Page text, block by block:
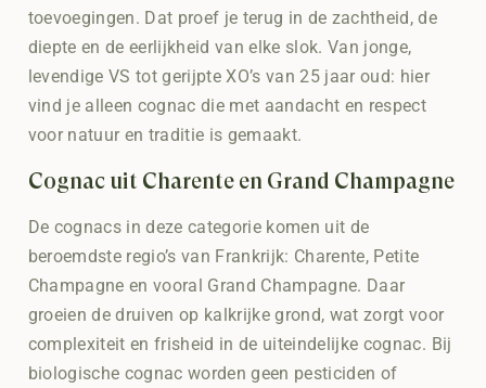
toevoegingen. Dat proef je terug in de zachtheid, de
diepte en de eerlijkheid van elke slok. Van jonge,
levendige VS tot gerijpte XO’s van 25 jaar oud: hier
vind je alleen cognac die met aandacht en respect
voor natuur en traditie is gemaakt.
Cognac uit Charente en Grand Champagne
De cognacs in deze categorie komen uit de
beroemdste regio’s van Frankrijk: Charente, Petite
Champagne en vooral Grand Champagne. Daar
groeien de druiven op kalkrijke grond, wat zorgt voor
complexiteit en frisheid in de uiteindelijke cognac. Bij
biologische cognac worden geen pesticiden of